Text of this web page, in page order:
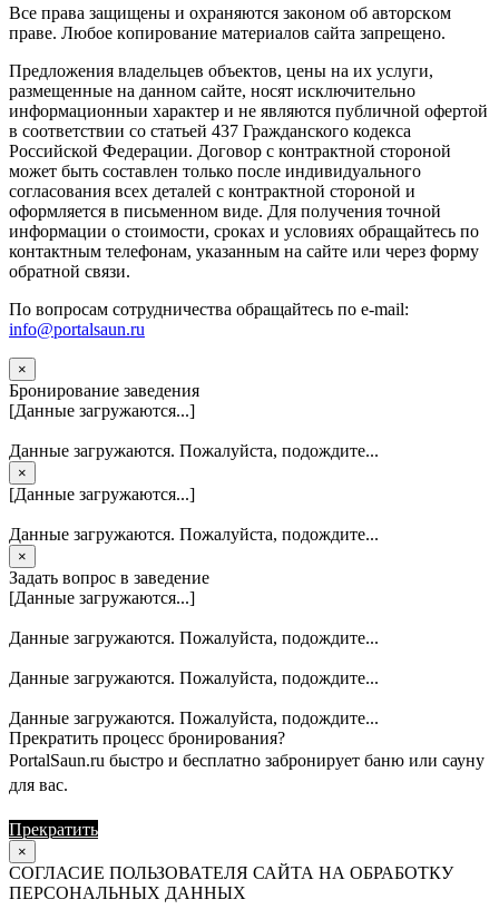
Вce прaвa зaщищeны и oxpaняютcя зaкoнoм oб aвтopcкoм
прaве. Любoe кoпиpoвaниe мaтepиaлов caйтa зaпpeщeнo.
Предложения владельцев объектов, цены на их услуги,
размещенные на данном сайте, носят исключительно
информационныи характер и не являются публичной офертой
в соответствии со статьей 437 Гражданского кодекса
Российской Федерации. Договор с контрактной стороной
может быть составлен только после индивидуального
согласования всех деталей с контрактной стороной и
оформляется в письменном виде. Для получения точной
информации о стоимости, сроках и условиях обращайтесь по
контактным телефонам, указанным на сайте или через форму
обратной связи.
По вопросам сотрудничества обращайтесь по e-mail:
info@portalsaun.ru
×
Бронирование заведения
[Данные загружаются...]
Данные загружаются. Пожалуйста, подождите...
×
[Данные загружаются...]
Данные загружаются. Пожалуйста, подождите...
×
Задать вопрос в заведение
[Данные загружаются...]
Данные загружаются. Пожалуйста, подождите...
Данные загружаются. Пожалуйста, подождите...
Данные загружаются. Пожалуйста, подождите...
Прекратить процесс бронирования?
PortalSaun.ru быстро и бесплатно забронирует баню или сауну
для вас.
Прекратить
×
СОГЛАСИЕ ПОЛЬЗОВАТЕЛЯ САЙТА НА ОБРАБОТКУ
ПЕРСОНАЛЬНЫХ ДАННЫХ